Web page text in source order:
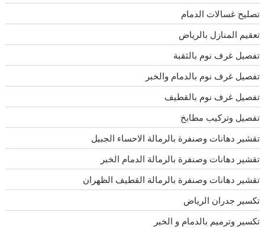
تصليح غسالات الدمام
تعقيم المنازل بالرياض
تفصيل غرف نوم بالثقبة
تفصيل غرف نوم بالدمام والخبر
تفصيل غرف نوم بالقطيف
تفصيل وتركيب مطابخ
تقشير دهانات وصنفرة بالرمالة الاحساء الجبيل
تقشير دهانات وصنفرة بالرمالة الدمام الخبر
تقشير دهانات وصنفرة بالرمالة القطيف الظهران
تكسير جدران الرياض
تكسير وترميم بالدمام و الخبر